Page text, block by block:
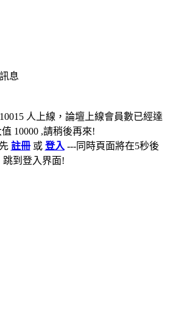
息
人上線，論壇上線會員數已經達
10000 ,請稍後再來!
註冊或 登入 ---同時頁面將在5秒後
跳到登入界面!